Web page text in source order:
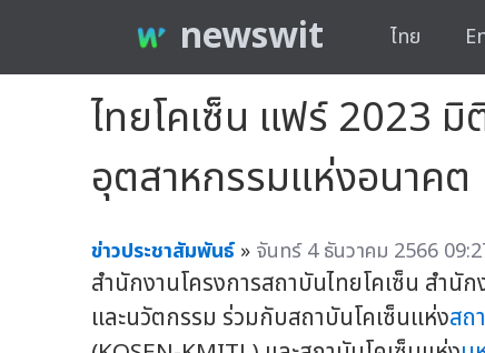
newswit ไทย
ไทยโคเซ็น แฟร์ 2023
อุตสาหกรรมแห่งอนาคต
ข่าวประชาสัมพันธ์ » จันทร์ 4 ธันวาคม 2566
สำนักงานโครงการสถาบันไทยโคเซ็น สำ
และนวัตกรรม ร่วมกับสถาบันโคเซ็นแห่งสถ